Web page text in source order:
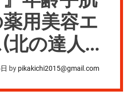
用美容エ
北の達人コ
ョン)
by pikakichi2015@gmail.com